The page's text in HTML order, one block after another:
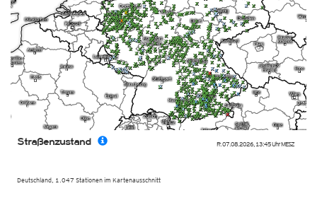
Fr. 07.08.2026, 13:45 UhrMESZ
Deutschland, 1.047 Stationen im Kartenausschnitt
Straßenzustand